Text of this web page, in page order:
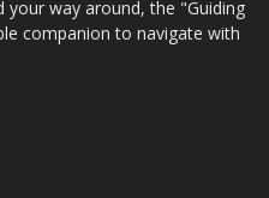
way around, the "Guiding
companion to navigate with